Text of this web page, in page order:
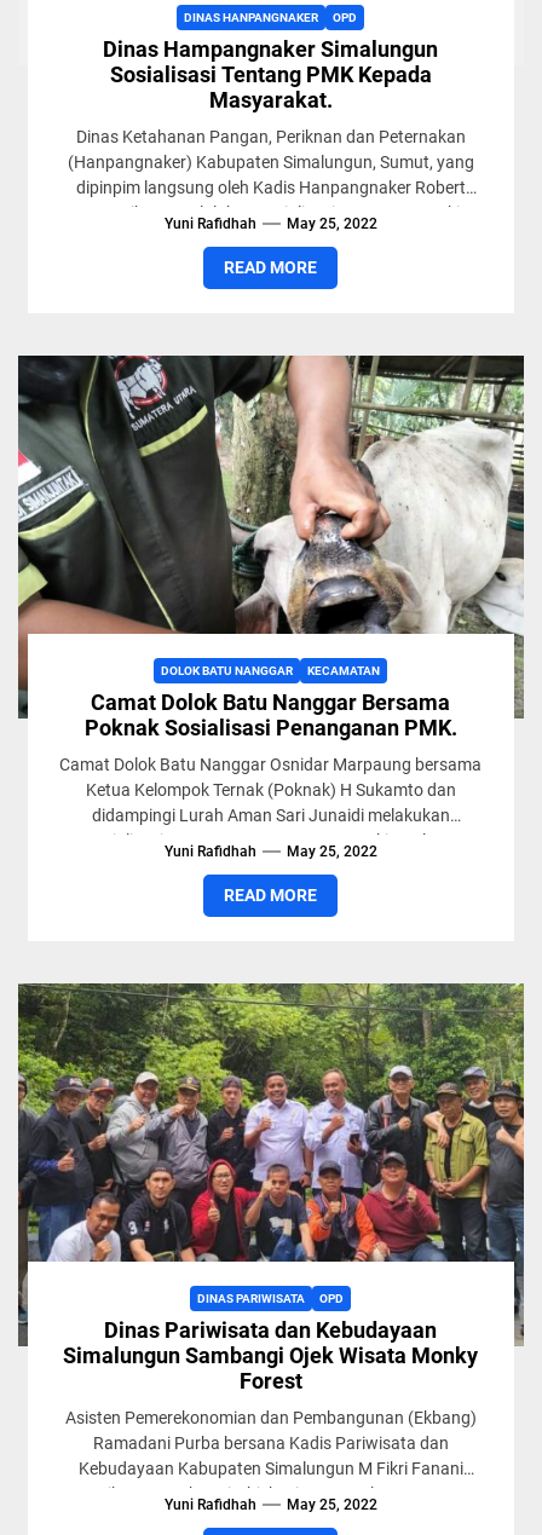
DINAS HANPANGNAKER OPD
Dinas Hampangnaker Simalungun
Sosialisasi Tentang PMK Kepada
Masyarakat.
Dinas Ketahanan Pangan, Periknan dan Peternakan
(Hanpangnaker) Kabupaten Simalungun, Sumut, yang
dipinpim langsung oleh Kadis Hanpangnaker Robert
Pangaribuan melalukan sosialisasi tentang penyakir
Yuni Rafidhah May 25, 2022
READ MORE
DOLOK BATU NANGGAR KECAMATAN
Camat Dolok Batu Nanggar Bersama
Poknak Sosialisasi Penanganan PMK.
Camat Dolok Batu Nanggar Osnidar Marpaung bersama
Ketua Kelompok Ternak (Poknak) H Sukamto dan
didampingi Lurah Aman Sari Junaidi melakukan
sosialisasi tentang penanganan Penyakit Mulut...
Yuni Rafidhah May 25, 2022
READ MORE
DINAS PARIWISATA OPD
Dinas Pariwisata dan Kebudayaan
Simalungun Sambangi Ojek Wisata Monky
Forest
Asisten Pemerekonomian dan Pembangunan (Ekbang)
Ramadani Purba bersana Kadis Pariwisata dan
Kebudayaan Kabupaten Simalungun M Fikri Fanani
Damanik menyambangi Objek Wisata Monkey Forest yang
Yuni Rafidhah May 25, 2022